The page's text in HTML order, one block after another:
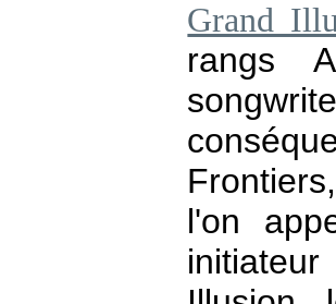
Grand
rangs
l'on